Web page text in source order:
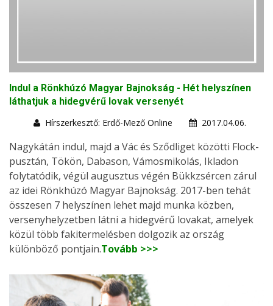
Indul a Rönkhúzó Magyar Bajnokság - Hét helyszínen
láthatjuk a hidegvérű lovak versenyét
Hírszerkesztő: Erdő-Mező Online
2017.04.06.
Nagykátán indul, majd a Vác és Sződliget közötti Flock-
pusztán, Tökön, Dabason, Vámosmikolás, Ikladon
folytatódik, végül augusztus végén Bükkzsércen zárul
az idei Rönkhúzó Magyar Bajnokság. 2017-ben tehát
összesen 7 helyszínen lehet majd munka közben,
versenyhelyzetben látni a hidegvérű lovakat, amelyek
közül több fakitermelésben dolgozik az ország
különböző pontjain.Tovább >>>